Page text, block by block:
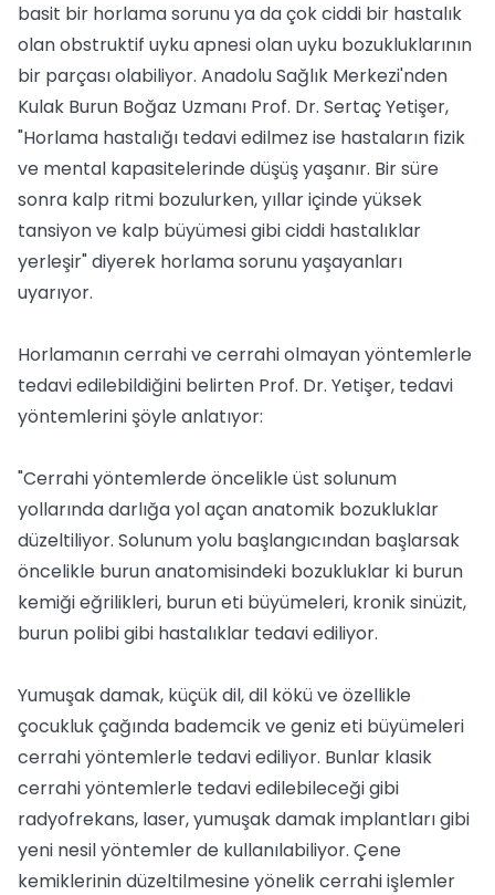
basit bir horlama sorunu ya da çok ciddi bir hastalık
olan obstruktif uyku apnesi olan uyku bozukluklarının
bir parçası olabiliyor. Anadolu Sağlık Merkezi'nden
Kulak Burun Boğaz Uzmanı Prof. Dr. Sertaç Yetişer,
"Horlama hastalığı tedavi edilmez ise hastaların fizik
ve mental kapasitelerinde düşüş yaşanır. Bir süre
sonra kalp ritmi bozulurken, yıllar içinde yüksek
tansiyon ve kalp büyümesi gibi ciddi hastalıklar
yerleşir" diyerek horlama sorunu yaşayanları
uyarıyor.
Horlamanın cerrahi ve cerrahi olmayan yöntemlerle
tedavi edilebildiğini belirten Prof. Dr. Yetişer, tedavi
yöntemlerini şöyle anlatıyor:
"Cerrahi yöntemlerde öncelikle üst solunum
yollarında darlığa yol açan anatomik bozukluklar
düzeltiliyor. Solunum yolu başlangıcından başlarsak
öncelikle burun anatomisindeki bozukluklar ki burun
kemiği eğrilikleri, burun eti büyümeleri, kronik sinüzit,
burun polibi gibi hastalıklar tedavi ediliyor.
Yumuşak damak, küçük dil, dil kökü ve özellikle
çocukluk çağında bademcik ve geniz eti büyümeleri
cerrahi yöntemlerle tedavi ediliyor. Bunlar klasik
cerrahi yöntemlerle tedavi edilebileceği gibi
radyofrekans, laser, yumuşak damak implantları gibi
yeni nesil yöntemler de kullanılabiliyor. Çene
kemiklerinin düzeltilmesine yönelik cerrahi işlemler